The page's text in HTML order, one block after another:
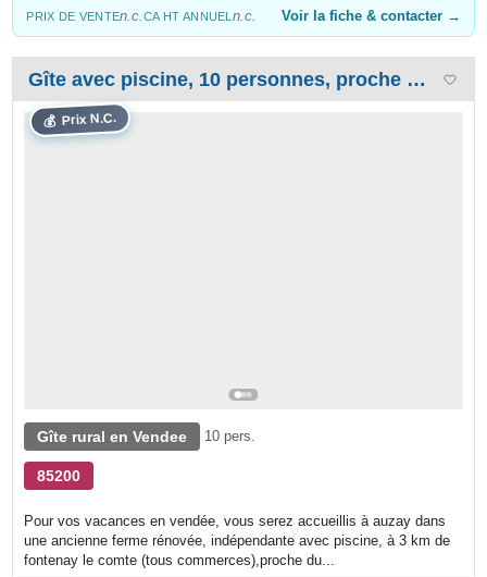
PRIX DE VENTEn.c.CA HT ANNUEL n.c. Voir la fiche & contacter →
💰 Prix N.C.
Gîte avec piscine, 10 personnes, proche marais poitevin en Vendée
Gîte rural en Vendee 10 pers.
85200
Pour vos vacances en vendée, vous serez accueillis à auzay dans
une ancienne ferme rénovée, indépendante avec piscine, à 3 km de
fontenay le comte (tous commerces),proche du...